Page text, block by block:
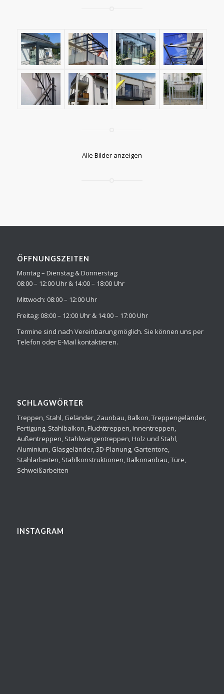
Alle Bilder anzeigen
ÖFFNUNGSZEITEN
Montag – Dienstag & Donnerstag:
08:00 – 12:00 Uhr & 14:00 – 18:00 Uhr
Mittwoch: 08:00 – 12:00 Uhr
Freitag: 08:00 – 12:00 Uhr & 14:00 – 17:00 Uhr
Termine sind nach Vereinbarung möglich. Sie können uns per
Telefon oder E-Mail kontaktieren.
SCHLAGWÖRTER
Treppen, Stahl, Geländer, Zaunbau, Balkon, Treppengeländer,
Fertigung, Stahlbalkon, Fluchttreppen, Innentreppen,
Außentreppen, Stahlwangentreppen, Holz und Stahl,
Aluminium, Glasgeländer, 3D-Planung, Gartentore,
Stahlarbeiten, Stahlkonstruktionen, Balkonanbau, Türe,
Schweißarbeiten
INSTAGRAM